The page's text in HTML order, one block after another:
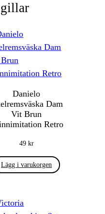
Danielo
Dam
Vit Brun
Retro
49 kr
Lägg i varukorgen